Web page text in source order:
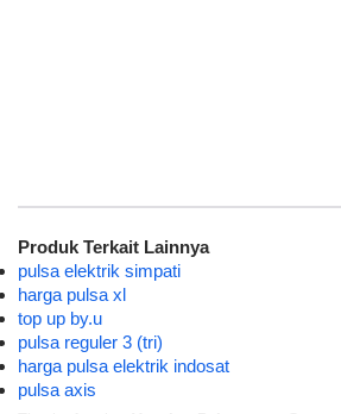
Produk Terkait Lainnya
pulsa elektrik simpati
harga pulsa xl
top up by.u
pulsa reguler 3 (tri)
harga pulsa elektrik indosat
pulsa axis